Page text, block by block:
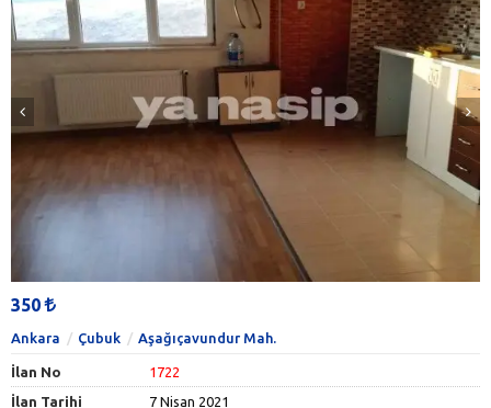
350
Ankara Çubuk Aşağıçavundur Mah.
İlan No
1722
İlan Tarihi
7 Nisan 2021